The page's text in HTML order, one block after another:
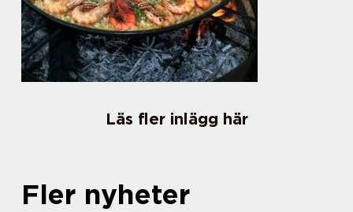
Läs fler inlägg här
Fler nyheter